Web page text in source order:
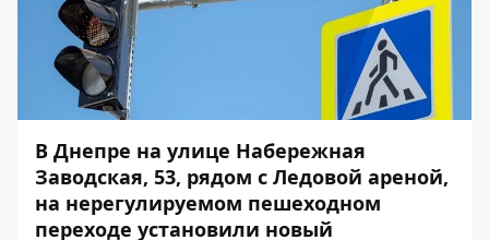
В Днепре на улице Набережная
Заводская, 53, рядом с Ледовой ареной,
на нерегулируемом пешеходном
переходе установили новый